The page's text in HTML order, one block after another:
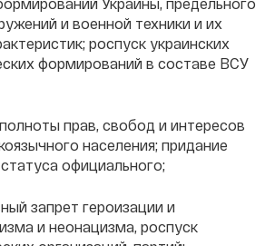
и военной техники и их
роспуск украинских
формирований в составе ВСУ
прав, свобод и интересов
населения; придание
официального;
запрет героизации и
и неонацизма, роспуск